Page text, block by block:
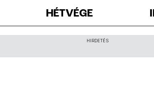
HÉTVÉGE
HIRDETÉS